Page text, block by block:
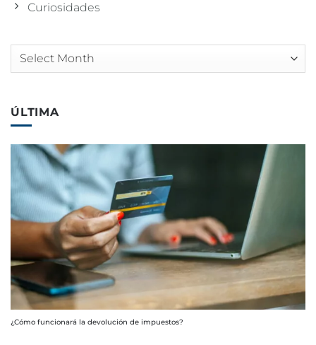
Curiosidades
Arquivos
ÚLTIMA
¿Cómo funcionará la devolución de impuestos?